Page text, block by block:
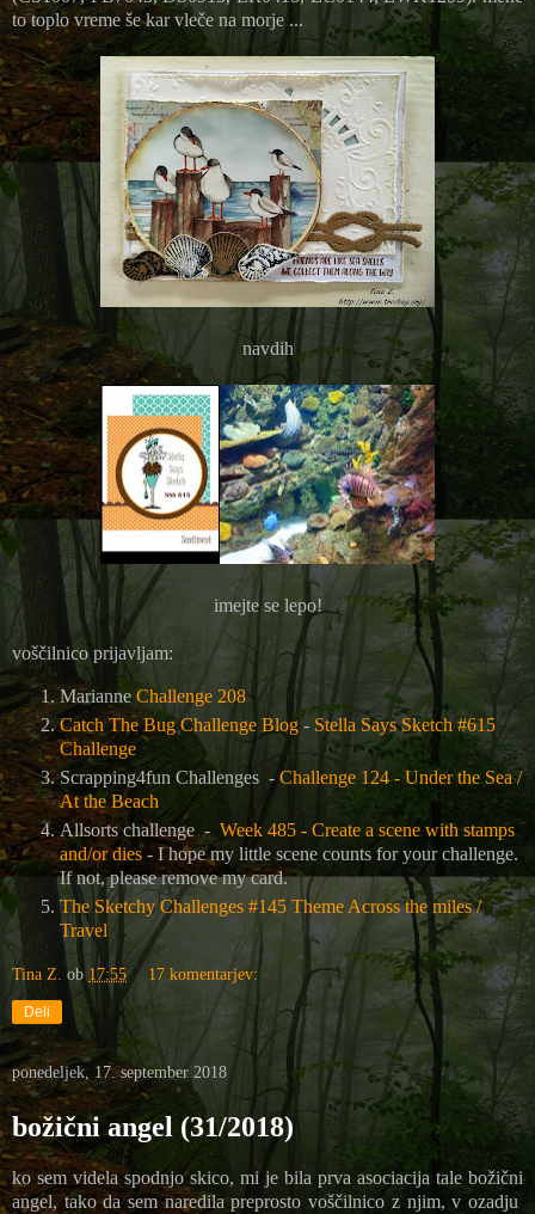
to toplo vreme še kar vleče na morje ...
navdih
imejte se lepo!
voščilnico prijavljam:
Marianne Challenge 208
Catch The Bug Challenge Blog- Stella Says Sketch #615
Challenge
Scrapping4fun Challenges - Challenge 124 - Under the Sea /
At the Beach
Allsorts challenge - Week 485 - Create a scene with stamps
and/or dies- I hope my little scene counts for your challenge.
If not, please remove my card.
The Sketchy Challenges #145 Theme Across the miles /
Travel
Tina Z. ob17:55 17 komentarjev:
Deli
ponedeljek, 17. september 2018
božični angel (31/2018)
ko sem videla spodnjo skico, mi je bila prva asociacija tale božični
angel, tako da sem naredila preprosto voščilnico z njim, v ozadju